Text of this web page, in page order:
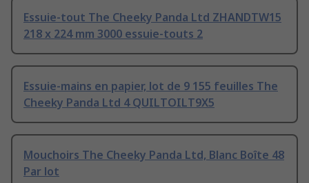
Essuie-tout The Cheeky Panda Ltd ZHANDTW15
218 x 224 mm 3000 essuie-touts 2
Essuie-mains en papier, lot de 9 155 feuilles The
Cheeky Panda Ltd 4 QUILTOILT9X5
Mouchoirs The Cheeky Panda Ltd, Blanc Boîte 48
Par lot